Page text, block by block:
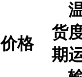
价格
货
期